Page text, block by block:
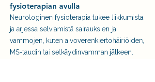
fysioterapian avulla
Neurologinen fysioterapia tukee liikkumista
ja arjessa selviämistä sairauksien ja
vammojen, kuten aivoverenkiertohäiriöiden,
MS-taudin tai selkäydinvamman jälkeen.